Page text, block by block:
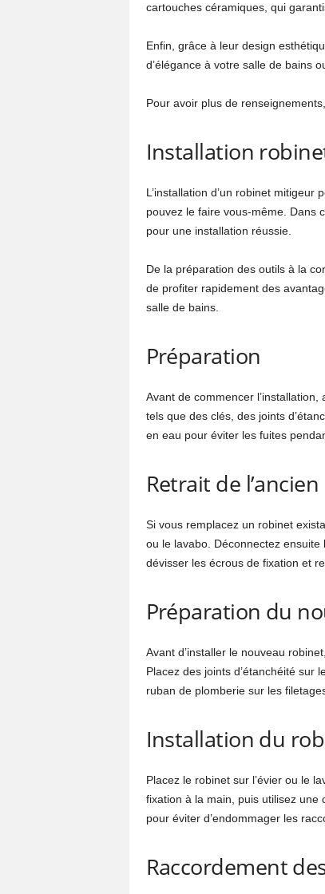
cartouches céramiques, qui
Enfin, grâce à leur design
d’élégance à votre salle de bains
Pour avoir plus de
Installation
L’installation d’un robinet
pouvez le faire vous-même. Dans
pour une installation réussie.
De la préparation des outils à la
de profiter rapidement des
salle de bains.
Préparation
Avant de commencer l’installation,
tels que des clés, des joints
en eau pour éviter les fuites
Retrait de
Si vous remplacez un robinet
ou le lavabo. Déconnectez
dévisser les écrous de fixation et
Préparation du
Avant d’installer le nouveau
Placez des joints d’étanchéité sur
ruban de plomberie sur les
Installation du
Placez le robinet sur l’évier ou le
fixation à la main, puis utilisez
pour éviter d’endommager les
Raccordement